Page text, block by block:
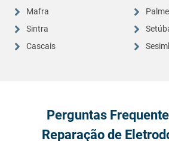
Mafra
Sintra
Cascais
Perguntas
Reparação de